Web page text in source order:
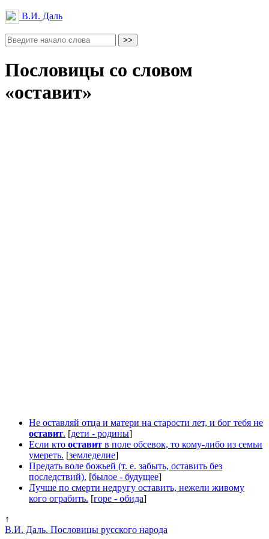
В.И. Даль
Пословицы со словом
«оставит»
Не оставляй отца и матери на старости лет, и бог тебя не
оставит. [дети - родины]
Если кто оставит в поле обсевок, то кому-либо из семьи
умереть. [земледелие]
Предать воле божьей (т. е. забыть, оставить без
последствий). [былое - будущее]
Лучше по смерти недругу оставить, нежели живому
кого ограбить. [горе - обида]
↑
В.И. Даль. Пословицы русского народа